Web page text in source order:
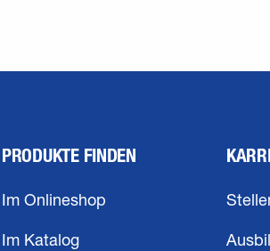
PRODUKTE FINDEN
Im Onlineshop
Im Katalog